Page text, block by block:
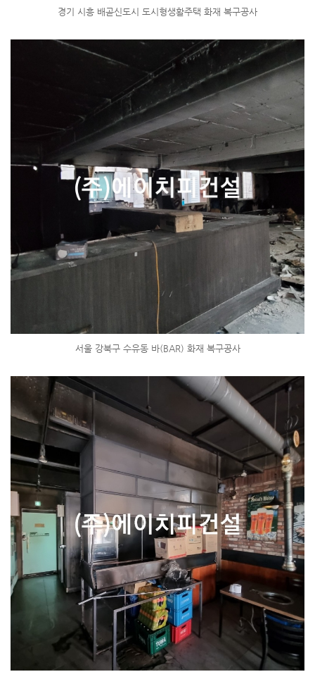
경기 시흥 배곧신도시 도시형생활주택 화재 복구공사
서울 강북구 수유동 바(BAR) 화재 복구공사